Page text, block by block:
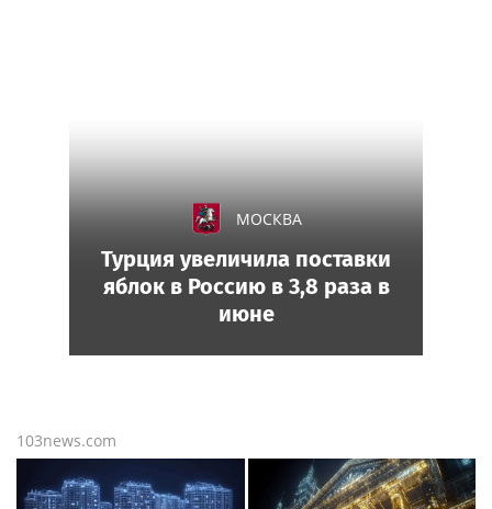
103news.com
МОСКВА
Турция увеличила поставки
яблок в Россию в 3,8 раза в
июне